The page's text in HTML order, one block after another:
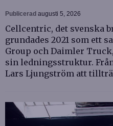
Publicerad augusti 5, 2026
Cellcentric, det svenska
grundades 2021 som ett
Group och Daimler
sin ledningsstruktur.
Lars Ljungström att